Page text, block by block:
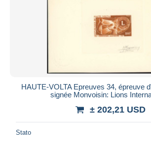
HAUTE-VOLTA Epreuves 34, épreuve
signée Monvoisin: Lions
± 202,21 USD
Stato